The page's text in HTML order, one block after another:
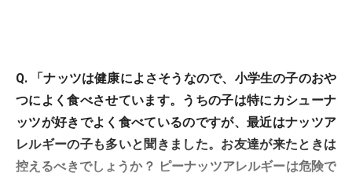
Q. 「ナッツは健康によさそうなので、小学生の子のおや
つによく食べさせています。うちの子は特にカシューナ
ッツが好きでよく食べているのですが、最近はナッツア
レルギーの子も多いと聞きました。お友達が来たときは
控えるべきでしょうか？ ピーナッツアレルギーは危険で